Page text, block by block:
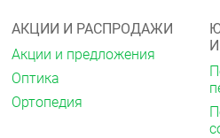
АКЦИИ И РАСПРОДАЖИ
Акции и предложения
Оптика
Ортопедия